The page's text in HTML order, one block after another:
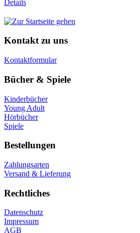
Details
Kontakt zu uns
Kontaktformular
Bücher & Spiele
Kinderbücher
Young Adult
Hörbücher
Spiele
Bestellungen
Zahlungsarten
Versand & Lieferung
Rechtliches
Datenschutz
Impressum
AGB